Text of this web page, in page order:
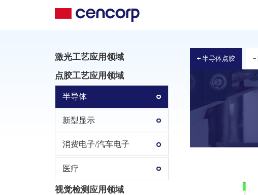
激光工艺应用领域
点胶工艺应用领域
半导体
新型显示
消费电子/汽车电子
医疗
视觉检测应用领域
半导体点胶